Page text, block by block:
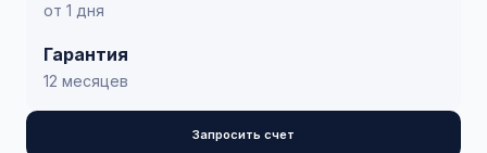
от 1 дня
Гарантия
12 месяцев
Запросить счет